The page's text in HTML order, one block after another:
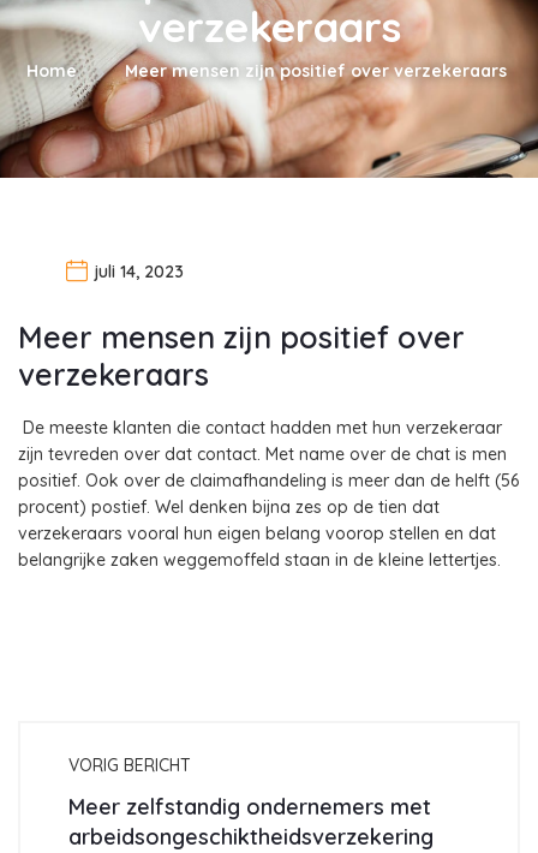
verzekeraars
Home Meer mensen zijn positief over verzekeraars
juli 14, 2023
Meer mensen zijn positief over
verzekeraars
De meeste klanten die contact hadden met hun verzekeraar
zijn tevreden over dat contact. Met name over de chat is men
positief. Ook over de claimafhandeling is meer dan de helft (56
procent) postief. Wel denken bijna zes op de tien dat
verzekeraars vooral hun eigen belang voorop stellen en dat
belangrijke zaken weggemoffeld staan in de kleine lettertjes.
VORIG BERICHT
Meer zelfstandig ondernemers met
arbeidsongeschiktheidsverzekering